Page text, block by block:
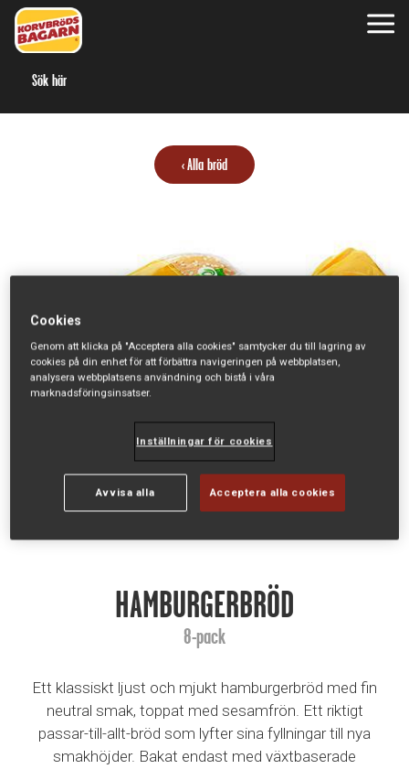
Alla bröd
HAMBURGERBRÖD
8-pack
Ett klassiskt ljust och mjukt hamburgerbröd med fin
neutral smak, toppat med sesamfrön. Ett riktigt
passar-till-allt-bröd som lyfter sina fyllningar till nya
smakhöjder. Bakat endast med växtbaserade
Cookies
Genom att klicka på "Acceptera alla cookies" samtycker du till lagring av
cookies på din enhet för att förbättra navigeringen på webbplatsen,
analysera webbplatsens användning och bistå i våra
marknadsföringsinsatser.
Inställningar för cookies
Avvisa alla Acceptera alla cookies